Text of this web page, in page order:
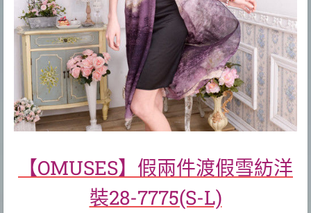
【OMUSES】假兩件渡假雪紡洋
裝28-7775(S-L)